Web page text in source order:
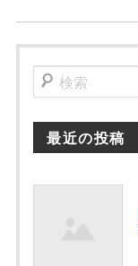
検
索
最近の投稿